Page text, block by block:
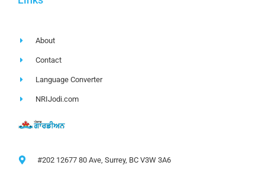
About
Contact
Language Converter
NRIJodi.com
#202 12677 80 Ave, Surrey, BC V3W 3A6